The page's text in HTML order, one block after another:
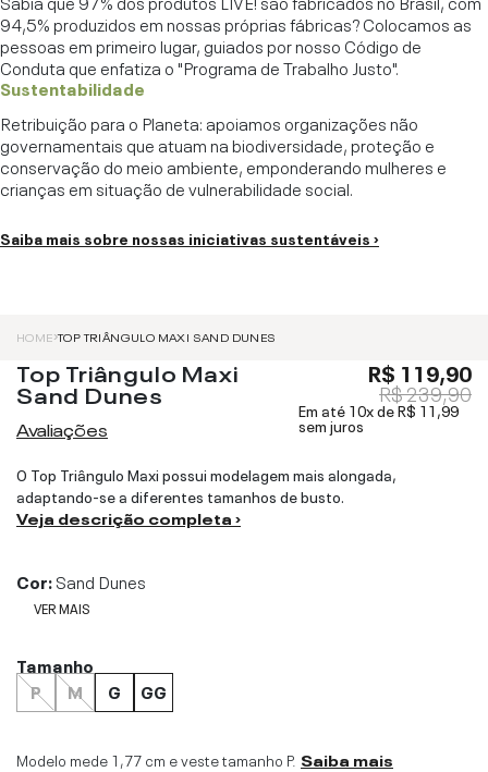
94,5% produzidos em nossas próprias fábricas? Colocamos as
pessoas em primeiro lugar, guiados por nosso Código de
Conduta que enfatiza o "Programa de Trabalho Justo".
Sustentabilidade
Retribuição para o Planeta: apoiamos organizações não
governamentais que atuam na biodiversidade, proteção e
conservação do meio ambiente, emponderando mulheres e
crianças em situação de vulnerabilidade social.
Saiba mais sobre nossas iniciativas sustentáveis ›
HOME TOP TRIÂNGULO MAXI SAND DUNES
Top Triângulo Maxi
Sand Dunes
Avaliações
R$ 119,90
R$ 239,90
Em até 10x deR$ 11,99
sem juros
O Top Triângulo Maxi possui modelagem mais alongada,
adaptando-se a diferentes tamanhos de busto.
Veja descrição completa ›
Cor:Sand Dunes
VER MAIS
Tamanho
P
M G GG
Modelo mede 1,77 cm e veste tamanho P. Saiba mais